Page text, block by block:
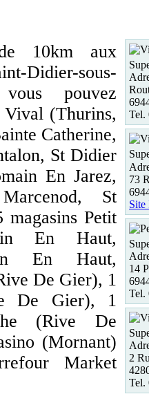
10km aux
Didier-sous-
pouvez
Vival (Thurins,
Catherine,
St Didier
En Jarez,
St
Petit
En Haut,
En Haut,
De Gier), 1
De Gier), 1
(Rive De
(Mornant)
Market
Tel.
73
Site
14
Tel.
2
Tel.